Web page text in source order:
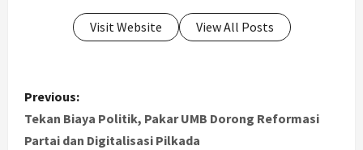
Visit Website View All Posts
P
o
Previous:
Tekan Biaya Politik, Pakar UMB Dorong Reformasi
Partai dan Digitalisasi Pilkada